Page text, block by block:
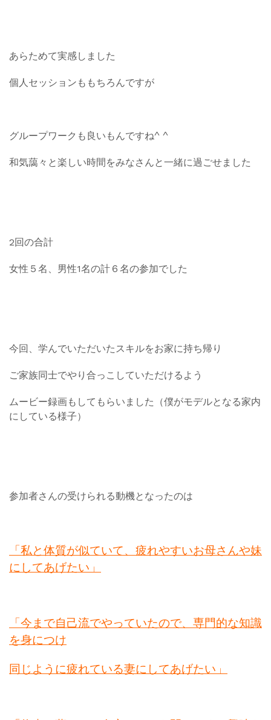
あらためて実感しました
個人セッションももちろんですが
グループワークも良いもんですね^ ^
和気藹々と楽しい時間をみなさんと一緒に過ごせました
2回の合計
女性５名、男性1名の計６名の参加でした
今回、学んでいただいたスキルをお家に持ち帰り
ご家族同士でやり合っこしていただけるよう
ムービー録画もしてもらいました（僕がモデルとなる家内
にしている様子）
参加者さんの受けられる動機となったのは
「私と体質が似ていて、疲れやすいお母さんや妹
にしてあげたい」
「今まで自己流でやっていたので、専門的な知識
を身につけ
同じように疲れている妻にしてあげたい」